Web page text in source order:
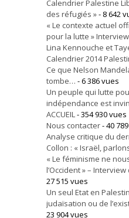
Calendrier Palestine
des réfugiés »- 8 642
« Le contexte actuel
pour la lutte »
Lina Kennouche et
Calendrier 2014
Ce que Nelson
tombe… - 6 386 vues
Un peuple qui lutte
indépendance est
ACCUEIL- 354 930 vues
Nous contacter- 40
Analyse critique du
Collon : « Israël,
« Le féminisme ne
l’Occident » –
27 515 vues
Un seul Etat en
judaïsation ou de
23 904 vues